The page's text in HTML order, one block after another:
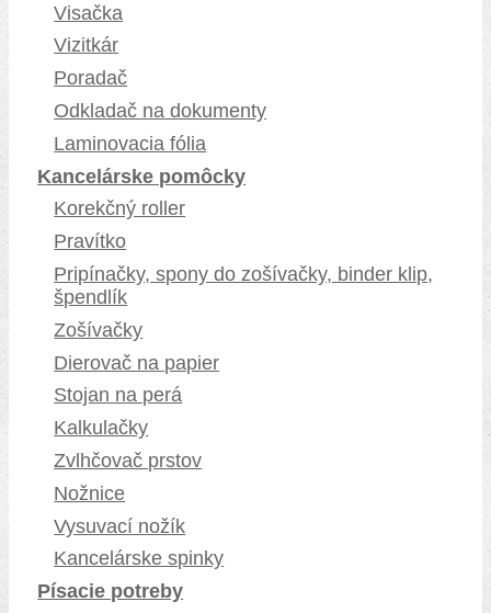
Visačka
Vizitkár
Poradač
Odkladač na dokumenty
Laminovacia fólia
Kancelárske pomôcky
Korekčný roller
Pravítko
Pripínačky, spony do zošívačky, binder klip,
špendlík
Zošívačky
Dierovač na papier
Stojan na perá
Kalkulačky
Zvlhčovač prstov
Nožnice
Vysuvací nožík
Kancelárske spinky
Písacie potreby